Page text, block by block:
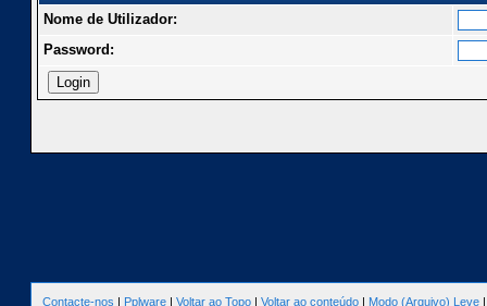
Nome de Utilizador:
Password:
Contacte-nos | Pplware | Voltar ao Topo | Voltar ao conteúdo | Modo (Arquivo) Leve